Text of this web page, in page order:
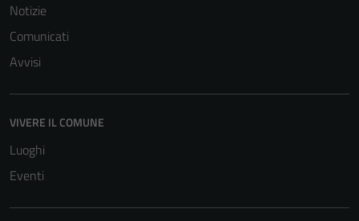
Notizie
Comunicati
Avvisi
VIVERE IL COMUNE
Luoghi
Eventi
sono necessari
disabilitati.